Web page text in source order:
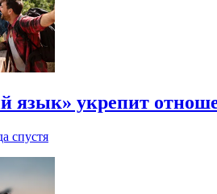
язык» укрепит
спустя